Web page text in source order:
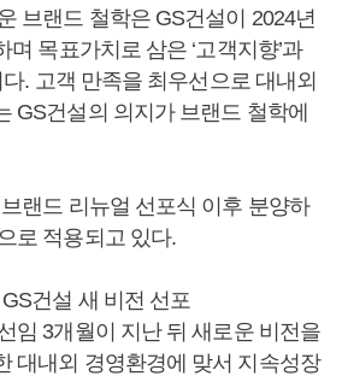
브랜드 철학은 GS건설이 2024년
목표가치로 삼은 ‘고객지향’과
다. 고객 만족을 최우선으로 대내외
GS건설의 의지가 브랜드 철학에
랜드 리뉴얼 선포식 이후 분양하
로 적용되고 있다.
건설 새 비전 선포
임 3개월이 지난 뒤 새로운 비전을
대내외 경영환경에 맞서 지속성장